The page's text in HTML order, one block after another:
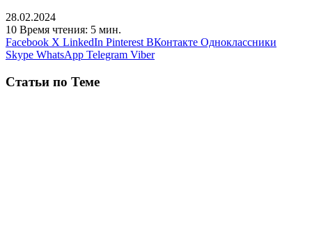
28.02.2024
10 Время чтения: 5 мин.
Facebook X LinkedIn Pinterest ВКонтакте Одноклассники
Skype WhatsApp Telegram Viber
Статьи по Теме